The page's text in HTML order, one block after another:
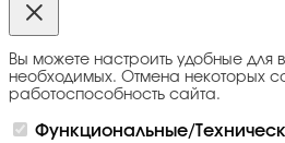
Вы можете настроить удобные
необходимых. Отмена некоторых
работоспособность сайта.
Функциональные/